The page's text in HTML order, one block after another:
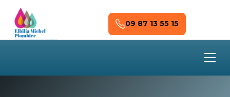
Skip to main content
09 87 13 55 15